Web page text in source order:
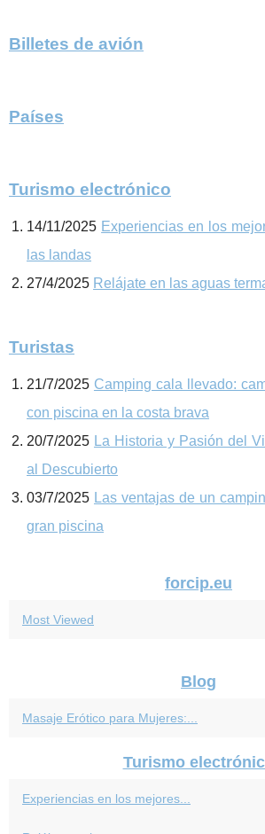
Billetes de avión
Países
Turismo electrónico
14/11/2025 Experiencias en los
las landas
27/4/2025 Relájate en las aguas
Turistas
21/7/2025 Camping cala llevado:
con piscina en la costa brava
20/7/2025 La Historia y Pasión del
al Descubierto
03/7/2025 Las ventajas de un
gran piscina
forcip.eu
Most Viewed
Blog
Masaje Erótico para Mujeres:...
Turismo
Experiencias en los mejores...